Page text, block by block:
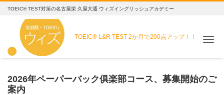
TOEIC® TEST対策の名古屋栄 久屋大通 ウィズイングリッシュアカデミー
TOEIC® L&R TEST2か月で200点アップ！！
2026年ペーパーバック俱楽部コース、募集開始のご
案内